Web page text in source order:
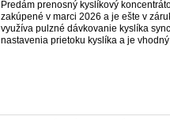
Predám prenosný kyslíkový
zakúpené v marci 2026 a je ešte v
využíva pulzné dávkovanie kyslíka
nastavenia prietoku kyslíka a je